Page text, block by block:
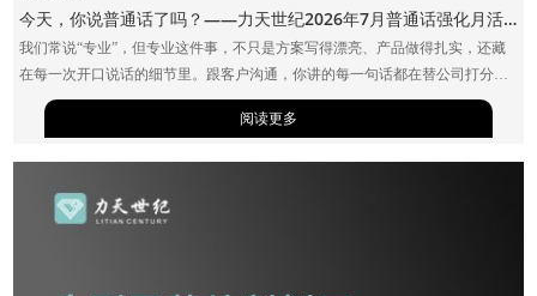
今天，你说普通话了吗？——力天世纪2026年7月普通话强化月活动
我们常说“专业”，但专业这件事，不只是方案写得漂亮、产品做得扎实，还藏
在每一次开口说话的细节里。跟客户沟通，你讲的每一句话都在替公司打分；
跟供应商对接，你表达的每一个信息都影响协作效率；跟新同事交流，你用的
阅读更多